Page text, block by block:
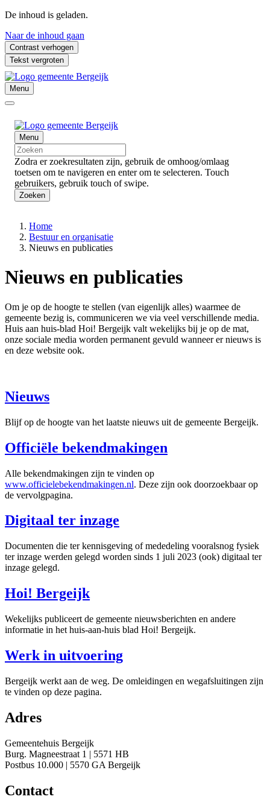
De inhoud is geladen.
Naar de inhoud gaan
Contrast verhogen
Tekst vergroten
Menu
Menu
Zodra er zoekresultaten zijn, gebruik de omhoog/omlaag
toetsen om te navigeren en enter om te selecteren. Touch
gebruikers, gebruik touch of swipe.
Zoeken
Home
Bestuur en organisatie
Nieuws en publicaties
Nieuws en publicaties
Om je op de hoogte te stellen (van eigenlijk alles) waarmee de
gemeente bezig is, communiceren we via veel verschillende media.
Huis aan huis-blad Hoi! Bergeijk valt wekelijks bij je op de mat,
onze sociale media worden permanent gevuld wanneer er nieuws is
en deze website ook.
Nieuws
Blijf op de hoogte van het laatste nieuws uit de gemeente Bergeijk.
Officiële bekendmakingen
Alle bekendmakingen zijn te vinden op
www.officielebekendmakingen.nl. Deze zijn ook doorzoekbaar op
de vervolgpagina.
Digitaal ter inzage
Documenten die ter kennisgeving of mededeling vooralsnog fysiek
ter inzage werden gelegd worden sinds 1 juli 2023 (ook) digitaal ter
inzage gelegd.
Hoi! Bergeijk
Wekelijks publiceert de gemeente nieuwsberichten en andere
informatie in het huis-aan-huis blad Hoi! Bergeijk.
Werk in uitvoering
Bergeijk werkt aan de weg. De omleidingen en wegafsluitingen zijn
te vinden op deze pagina.
Adres
Gemeentehuis Bergeijk
Burg. Magneestraat 1 | 5571 HB
Postbus 10.000 | 5570 GA Bergeijk
Contact